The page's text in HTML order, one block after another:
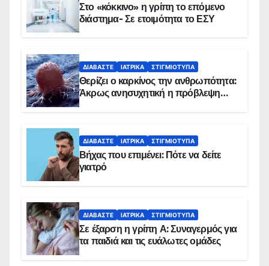
Στο «κόκκινο» η γρίπη το επόμενο
διάστημα- Σε ετοιμότητα το ΕΣΥ
ΔΙΑΒΆΣΤΕ ΙΑΤΡΙΚΆ ΣΤΙΓΜΙΌΤΥΠΑ
Θερίζει ο καρκίνος την ανθρωπότητα:
Άκρως ανησυχητική η πρόβλεψη…
ΔΙΑΒΆΣΤΕ ΙΑΤΡΙΚΆ ΣΤΙΓΜΙΌΤΥΠΑ
Βήχας που επιμένει: Πότε να δείτε
γιατρό
ΔΙΑΒΆΣΤΕ ΙΑΤΡΙΚΆ ΣΤΙΓΜΙΌΤΥΠΑ
Σε έξαρση η γρίπη Α: Συναγερμός για
τα παιδιά και τις ευάλωτες ομάδες